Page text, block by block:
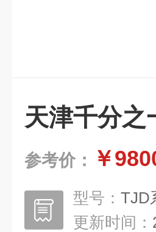
天津千分之
参考价： ￥
型号： TJD
更新时间：